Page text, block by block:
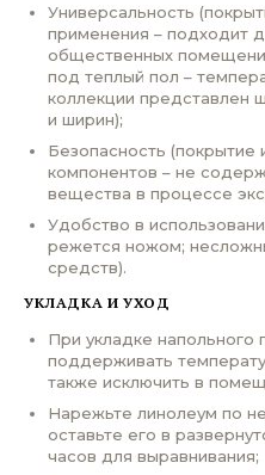
Универсальность
применения – подходит
общественных
под теплый пол –
коллекции представлен
и ширин);
Безопасность (покрытие
компонентов – не
вещества в процессе
Удобство в
режется ножом;
средств).
УКЛАДКА И УХОД
При укладке напольного
поддерживать
также исключить в
Нарежьте линолеум по
оставьте его в
часов для выравнивания;